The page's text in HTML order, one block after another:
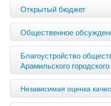
Открытый бюджет
Общественное
Благоустройство
Арамильского городского
Независимая оценка